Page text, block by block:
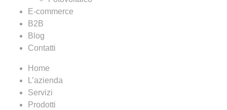
E-commerce
B2B
Blog
Contatti
Home
L’azienda
Servizi
Prodotti